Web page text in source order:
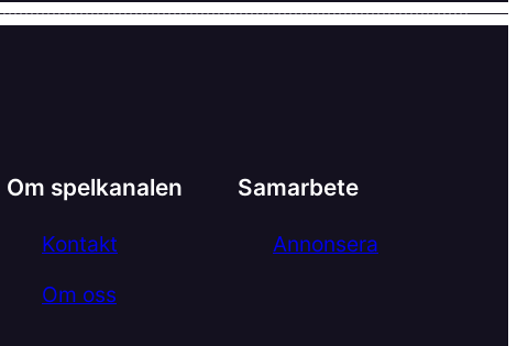
Om spelkanalen
Kontakt
Om oss
Samarbete
Annonsera